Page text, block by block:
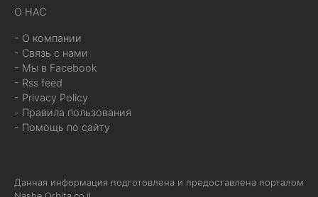
О НАС
- О компании
- Связь с нами
- Мы в Facebook
- Rss feed
- Privacy Policy
- Правила пользования
- Помощь по сайту
Данная информация подготовлена и предоставлена порталом